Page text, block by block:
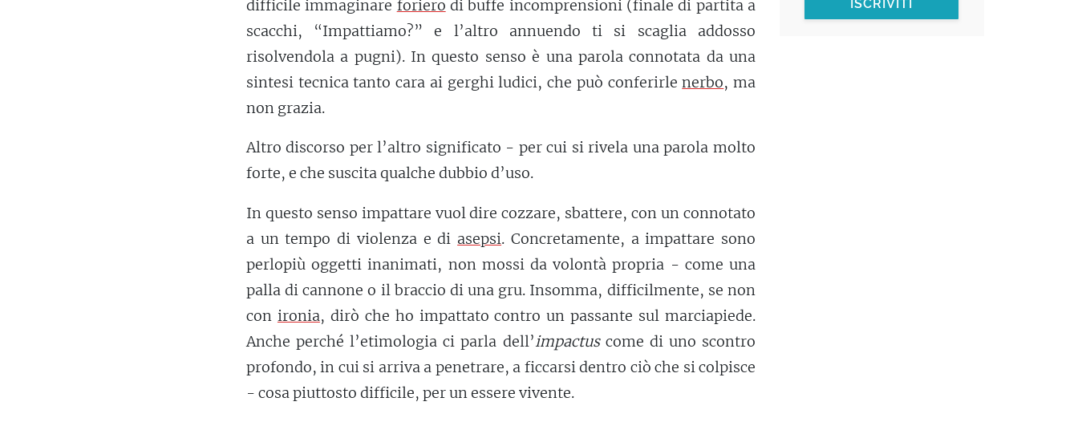
difficile immaginare foriero di buffe incomprensioni (finale di partita a
scacchi, “Impattiamo?” e l’altro annuendo ti si scaglia addosso
risolvendola a pugni). In questo senso è una parola connotata da una
sintesi tecnica tanto cara ai gerghi ludici, che può conferirlenerbo, ma
non grazia.
Altro discorso per l’altro significato - per cui si rivela una parola molto
forte, e che suscita qualche dubbio d’uso.
In questo senso impattare vuol dire cozzare, sbattere, con un connotato
a un tempo di violenza e di asepsi. Concretamente, a impattare sono
perlopiù oggetti inanimati, non mossi da volontà propria - come una
palla di cannone o il braccio di una gru. Insomma, difficilmente, se non
con ironia, dirò che ho impattato contro un passante sul marciapiede.
Anche perché l’etimologia ci parla dell’impactuscome di uno scontro
profondo, in cui si arriva a penetrare, a ficcarsi dentro ciò che si colpisce
- cosa piuttosto difficile, per un essere vivente.
ISCRIVITI